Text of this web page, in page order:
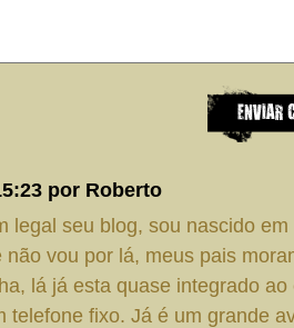
por Roberto
legal seu blog, sou nascido
não vou por lá, meus pais
lá já esta quase integrado ao
telefone fixo. Já é um grande